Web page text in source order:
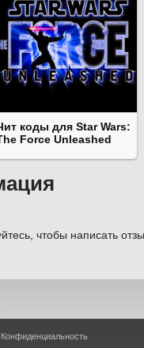
коды для Star Wars:
Force Unleashed
чтобы написать
Конфиденциальность